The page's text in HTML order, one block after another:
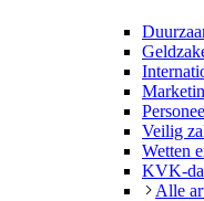
Veilig
Wetten
KVK-
Alle